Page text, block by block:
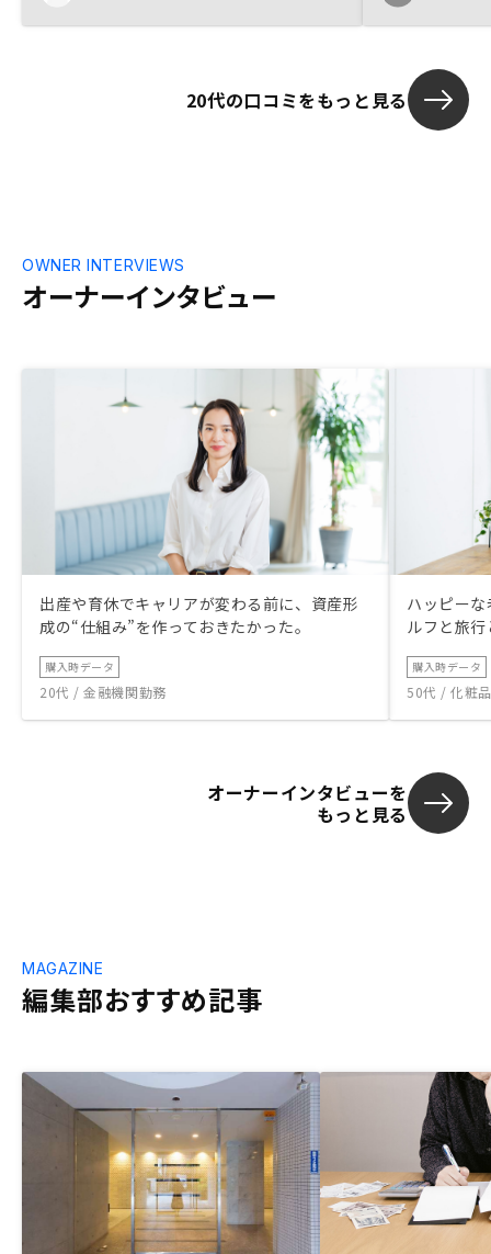
20代の口コミをもっと見る
オーナーインタビュー
OWNER INTERVIEWS
出産や育休でキャリアが変わる前に、資産形
成の“仕組み”を作っておきたかった。
購入時データ
20代 / 金融機関勤務
ハッピー
ルフと旅
購入時データ
50代 / 化粧
オーナーインタビューを
もっと見る
編集部おすすめ記事
MAGAZINE